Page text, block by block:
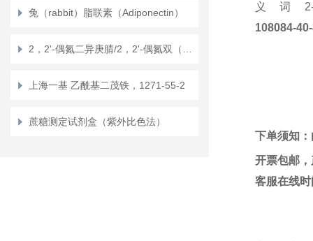
兔（rabbit）脂联素（Adiponectin）
上海一基 乙酰基二茂铁，1271-55-2
蔗糖测定试剂盒（紫外比色法）
义词2-
108084-
下单须知
开票包邮
客服在线